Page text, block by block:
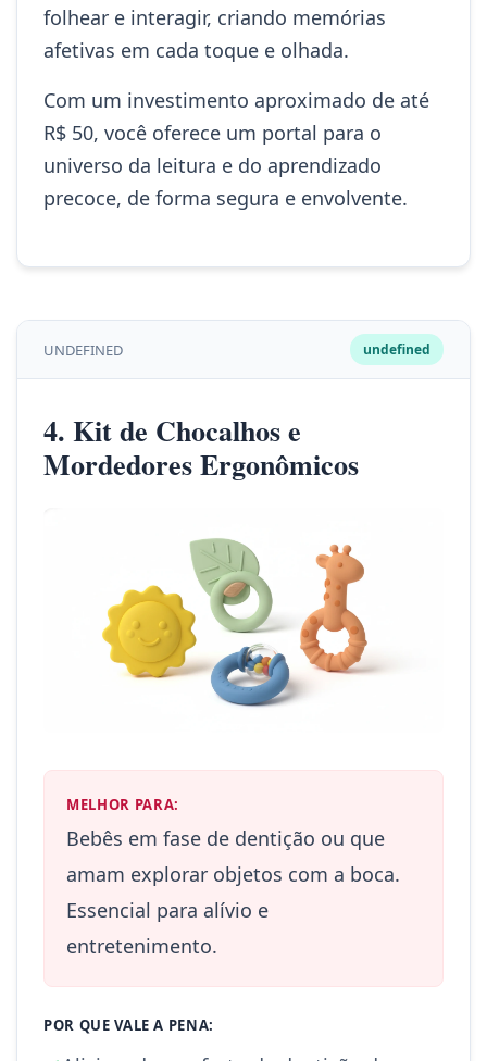
folhear e interagir, criando memórias
afetivas em cada toque e olhada.
Com um investimento aproximado de até
R$ 50, você oferece um portal para o
universo da leitura e do aprendizado
precoce, de forma segura e envolvente.
UNDEFINED undefined
4. Kit de Chocalhos e
Mordedores Ergonômicos
MELHOR PARA:
Bebês em fase de dentição ou que
amam explorar objetos com a boca.
Essencial para alívio e
entretenimento.
POR QUE VALE A PENA: